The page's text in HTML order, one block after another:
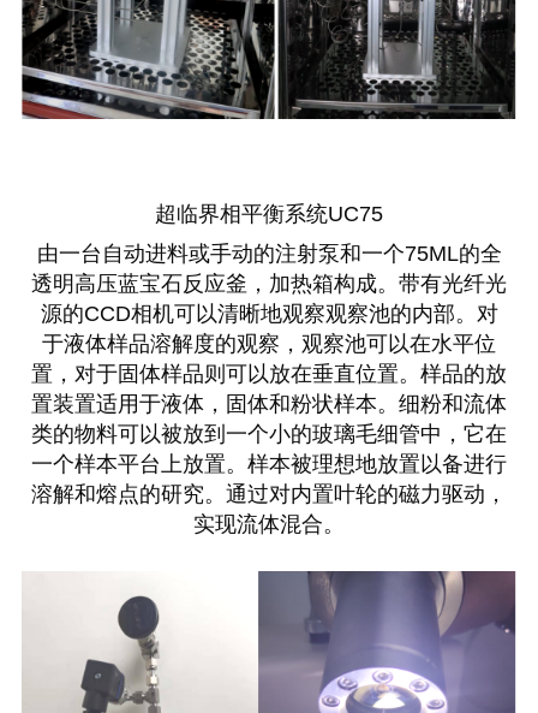
超临界相平衡系统UC75
由一台自动进料或手动的注射泵和一个75ML的全
透明高压蓝宝石反应釜，加热箱构成。带有光纤光
源的CCD相机可以清晰地观察观察池的内部。对
于液体样品溶解度的观察，观察池可以在水平位
置，对于固体样品则可以放在垂直位置。样品的放
置装置适用于液体，固体和粉状样本。细粉和流体
类的物料可以被放到一个小的玻璃毛细管中，它在
一个样本平台上放置。样本被理想地放置以备进行
溶解和熔点的研究。通过对内置叶轮的磁力驱动，
实现流体混合。